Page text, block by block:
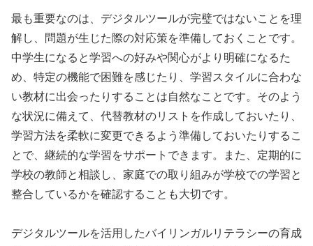
最も重要なのは、デジタルツールが完璧ではないことを理
解し、問題が生じた際の対応策を準備しておくことです。
中学生になると学習への好みや関心がより明確になるた
め、特定の機能で困難を感じたり、学習スタイルに合わな
い教材に出会ったりすることは自然なことです。そのよう
な状況に備えて、代替教材のリストを作成しておいたり、
学習方法を柔軟に変更できるよう準備しておいたりするこ
とで、継続的な学習をサポートできます。また、定期的に
学校の教師と相談し、家庭での取り組みが学校での学習と
整合しているかを確認することも大切です。
デジタルツールを活用したバイリンガルリテラシーの育成